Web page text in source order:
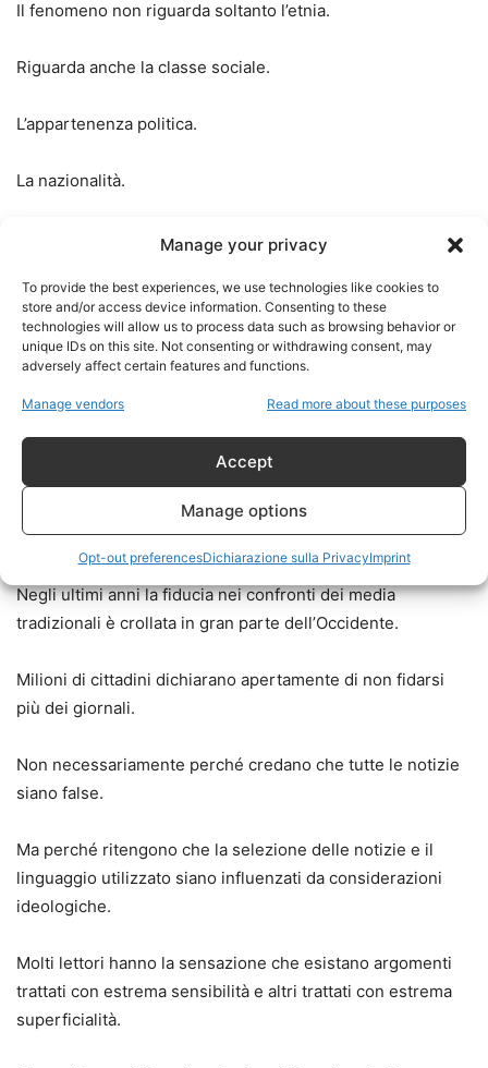
Manage your privacy
To provide the best experiences, we use technologies like cookies to
store and/or access device information. Consenting to these
technologies will allow us to process data such as browsing behavior or
unique IDs on this site. Not consenting or withdrawing consent, may
adversely affect certain features and functions.
Manage vendors Read more about these purposes
Accept
Manage options
Opt-out preferencesDichiarazione sulla PrivacyImprint
Il fenomeno non riguarda soltanto l’etnia.
Riguarda anche la classe sociale.
L’appartenenza politica.
La nazionalità.
L’orientamento ideologico.
Quando il pubblico percepisce che alcune categorie
ricevono automaticamente maggiore attenzione rispetto ad
altre, nasce inevitabilmente una crisi di fiducia.
Il giornalismo e la crisi della
credibilità
Negli ultimi anni la fiducia nei confronti dei media
tradizionali è crollata in gran parte dell’Occidente.
Milioni di cittadini dichiarano apertamente di non fidarsi
più dei giornali.
Non necessariamente perché credano che tutte le notizie
siano false.
Ma perché ritengono che la selezione delle notizie e il
linguaggio utilizzato siano influenzati da considerazioni
ideologiche.
Molti lettori hanno la sensazione che esistano argomenti
trattati con estrema sensibilità e altri trattati con estrema
superficialità.